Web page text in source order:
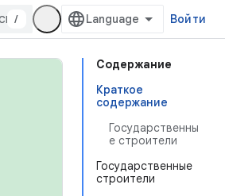
/ Войти
Содержание
Краткое
содержание
Государственны
е строители
Государственные
строители